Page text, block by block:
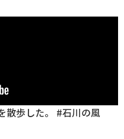
歩した。 #石川の風